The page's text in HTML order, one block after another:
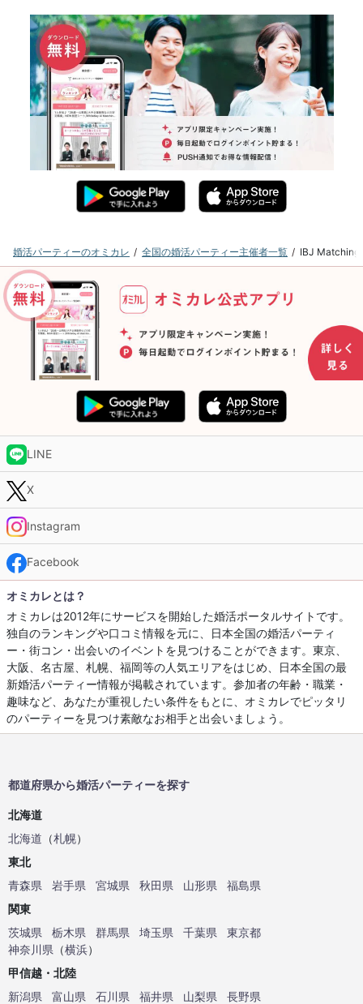
婚活パーティーのオミカレ 全国の婚活パーティー主催者一覧 IBJ Matching
LINE
X
Instagram
Facebook
オミカレとは？
オミカレは2012年にサービスを開始した婚活ポータルサイトです。
独自のランキングや口コミ情報を元に、日本全国の婚活パーティ
ー・街コン・出会いのイベントを見つけることができます。東京、
大阪、名古屋、札幌、福岡等の人気エリアをはじめ、日本全国の最
新婚活パーティー情報が掲載されています。参加者の年齢・職業・
趣味など、あなたが重視したい条件をもとに、オミカレでピッタリ
のパーティーを見つけ素敵なお相手と出会いましょう。
都道府県から婚活パーティーを探す
北海道
北海道 （札幌）
東北
青森県
岩手県 宮城県 秋田県 山形県
福島県
関東
茨城県
栃木県 群馬県 埼玉県 千葉県
東京都
神奈川県 （横浜）
甲信越・北陸
新潟県
富山県 石川県 福井県 山梨県
長野県